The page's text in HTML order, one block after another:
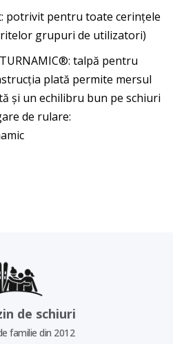
potrivit pentru toate cerințele
grupuri de utilizatori)
talpă pentru
plată permite mersul
și un echilibru bun pe schiuri
de rulare:
de schiuri
familie din 2012